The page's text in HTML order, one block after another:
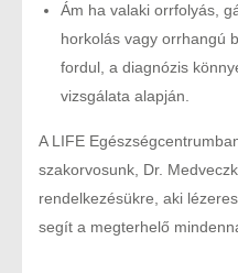
Ám ha valaki orrfolyás,
horkolás vagy orrhangú
fordul, a diagnózis
vizsgálata alapján.
A LIFE
szakorvosunk, Dr.
rendelkezésükre, aki
segít a megterhelő